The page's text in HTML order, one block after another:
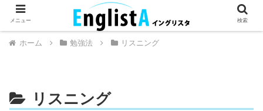
英語が話せるとちょっとハッピー。
ホーム 勉強法 リスニング
リスニング
メニュー 検索